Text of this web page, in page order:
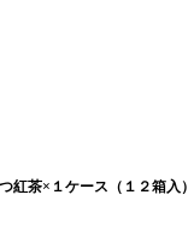
紅茶×１ケース（１２箱入）